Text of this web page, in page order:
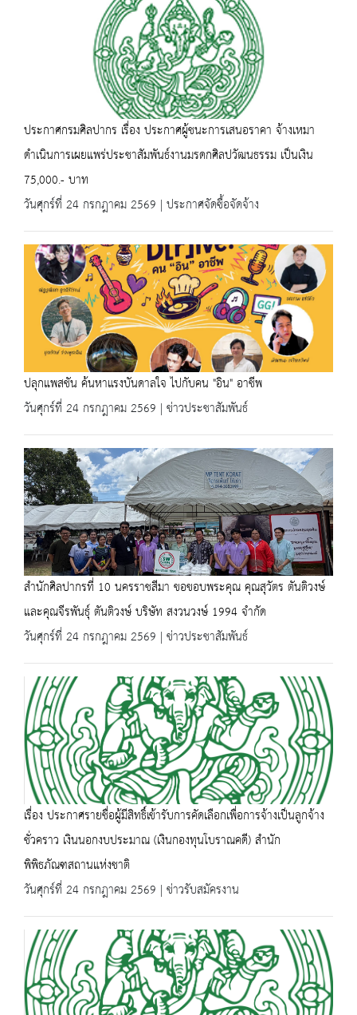
ประกาศกรมศิลปากร เรื่อง ประกาศผู้ชนะการเสนอราคา จ้างเหมา
ดำเนินการเผยแพร่ประชาสัมพันธ์งานมรดกศิลปวัฒนธรรม เป็นเงิน
75,000.- บาท
วันศุกร์ที่ 24 กรกฎาคม 2569 | ประกาศจัดซื้อจัดจ้าง
ปลุกแพสชัน ค้นหาแรงบันดาลใจ ไปกับคน "อิน" อาชีพ
วันศุกร์ที่ 24 กรกฎาคม 2569 | ข่าวประชาสัมพันธ์
สำนักศิลปากรที่ 10 นครราชสีมา ขอขอบพระคุณ คุณสุวัตร ตันติวงษ์
และคุณจีรพันธุ์ ตันติวงษ์ บริษัท สงวนวงษ์ 1994 จำกัด
วันศุกร์ที่ 24 กรกฎาคม 2569 | ข่าวประชาสัมพันธ์
เรื่อง ประกาศรายชื่อผู้มีสิทธิ์เข้ารับการคัดเลือกเพื่อการจ้างเป็นลูกจ้าง
ชั่วคราว เงินนอกงบประมาณ (เงินกองทุนโบราณคดี) สำนัก
พิพิธภัณฑสถานแห่งชาติ
วันศุกร์ที่ 24 กรกฎาคม 2569 | ข่าวรับสมัครงาน